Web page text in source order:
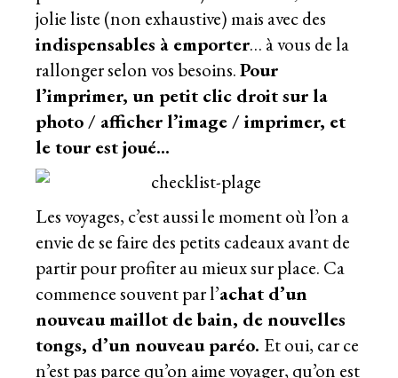
jolie liste (non exhaustive) mais avec des
indispensables à emporter… à vous de la
rallonger selon vos besoins.Pour
l’imprimer, un petit clic droit sur la
photo / afficher l’image / imprimer, et
le tour est joué…
Les voyages, c’est aussi le moment où l’on a
envie de se faire des petits cadeaux avant de
partir pour profiter au mieux sur place. Ca
commence souvent par l’achat d’un
nouveau maillot de bain, de nouvelles
tongs, d’un nouveau paréo. Et oui, car ce
n’est pas parce qu’on aime voyager, qu’on est